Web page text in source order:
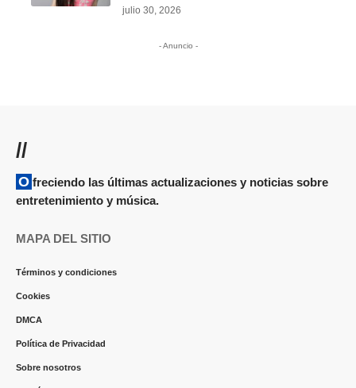
julio 30, 2026
- Anuncio -
//
Ofreciendo las últimas actualizaciones y noticias sobre
entretenimiento y música.
MAPA DEL SITIO
Términos y condiciones
Cookies
DMCA
Política de Privacidad
Sobre nosotros